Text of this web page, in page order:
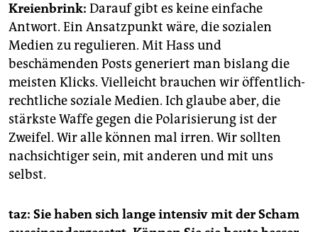
Kreienbrink: Darauf gibt es keine einfache
Antwort. Ein Ansatzpunkt wäre, die sozialen
Medien zu regulieren. Mit Hass und
beschämenden Posts generiert man bislang die
meisten Klicks. Vielleicht brauchen wir öffentlich-
rechtliche soziale Medien. Ich glaube aber, die
stärkste Waffe gegen die Polarisierung ist der
Zweifel. Wir alle können mal irren. Wir sollten
nachsichtiger sein, mit anderen und mit uns
selbst.
taz: Sie haben sich lange intensiv mit der Scham